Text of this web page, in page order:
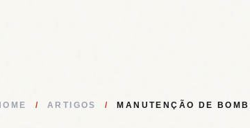
/ ARTIGOS / MANUTENÇÃO DE